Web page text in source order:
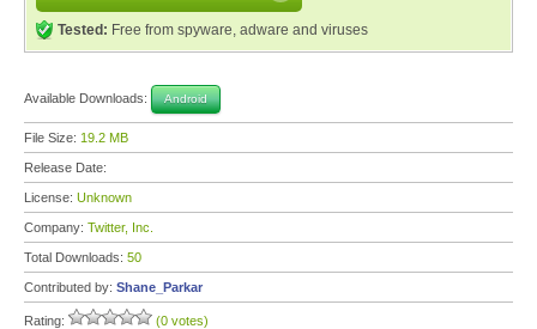
Tested: Free from spyware, adware and viruses
Available Downloads: Android
File Size: 19.2 MB
Release Date:
License: Unknown
Company: Twitter, Inc.
Total Downloads: 50
Contributed by: Shane_Parkar
Rating: (0 votes)